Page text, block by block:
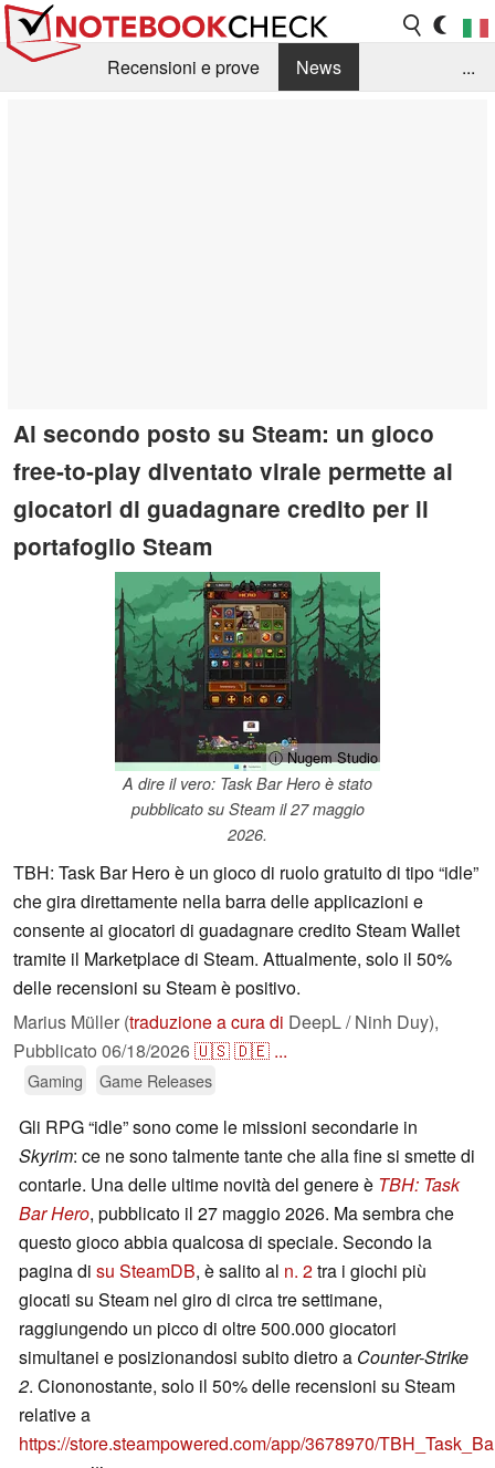
Recensioni e prove
News
...
Al secondo posto su Steam: un gioco
free-to-play diventato virale permette ai
giocatori di guadagnare credito per il
portafoglio Steam
ⓘ Nugem Studio
A dire il vero: Task Bar Hero è stato
pubblicato su Steam il 27 maggio
2026.
TBH: Task Bar Hero è un gioco di ruolo gratuito di tipo “idle”
che gira direttamente nella barra delle applicazioni e
consente ai giocatori di guadagnare credito Steam Wallet
tramite il Marketplace di Steam. Attualmente, solo il 50%
delle recensioni su Steam è positivo.
Marius Müller (traduzione a cura di DeepL / Ninh Duy),
Pubblicato 06/18/2026🇺🇸🇩🇪 ...
Gaming Game Releases
Gli RPG “idle” sono come le missioni secondarie in
Skyrim: ce ne sono talmente tante che alla fine si smette di
contarle. Una delle ultime novità del genere è TBH: Task
Bar Hero, pubblicato il 27 maggio 2026. Ma sembra che
questo gioco abbia qualcosa di speciale. Secondo la
pagina di su SteamDB, è salito al n. 2tra i giochi più
giocati su Steam nel giro di circa tre settimane,
raggiungendo un picco di oltre 500.000 giocatori
simultanei e posizionandosi subito dietro a Counter-Strike
2. Ciononostante, solo il 50% delle recensioni su Steam
relative a
https://store.steampowered.com/app/3678970/